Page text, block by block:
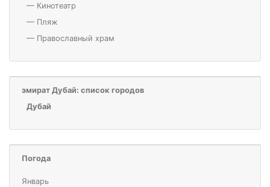
— Кинотеатр
— Пляж
— Православный храм
эмират Дубай: список городов
Дубай
Погода
Январь